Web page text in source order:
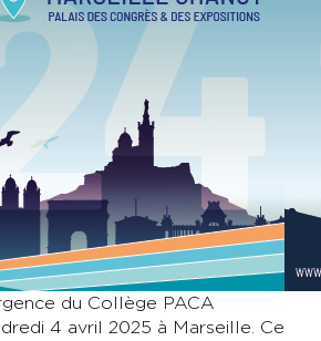
du Collège PACA
4 avril 2025 à Marseille. Ce